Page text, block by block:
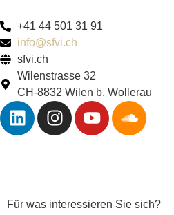
+41 44 501 31 91
info@sfvi.ch
sfvi.ch
Wilenstrasse 32
CH-8832 Wilen b. Wollerau
Für was interessieren Sie sich?